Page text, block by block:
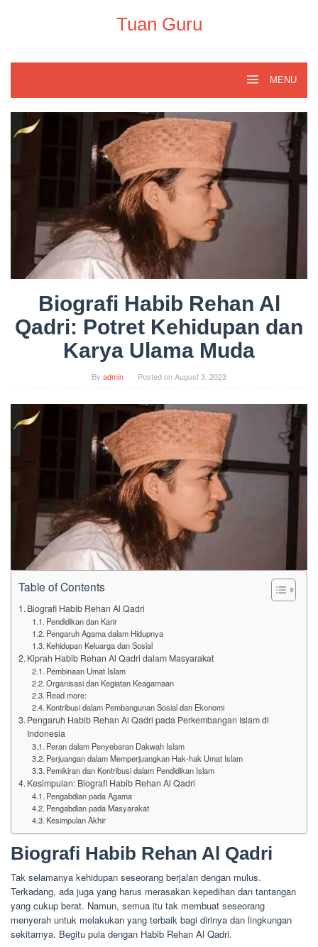
Tuan Guru
MENU
Biografi Habib Rehan Al
Qadri: Potret Kehidupan dan
Karya Ulama Muda
By admin Posted onAugust 3, 2023
Table of Contents
Biografi Habib Rehan Al Qadri
Pendidikan dan Karir
Pengaruh Agama dalam Hidupnya
Kehidupan Keluarga dan Sosial
Kiprah Habib Rehan Al Qadri dalam Masyarakat
Pembinaan Umat Islam
Organisasi dan Kegiatan Keagamaan
Read more:
Kontribusi dalam Pembangunan Sosial dan Ekonomi
Pengaruh Habib Rehan Al Qadri pada Perkembangan Islam di
Indonesia
Peran dalam Penyebaran Dakwah Islam
Perjuangan dalam Memperjuangkan Hak-hak Umat Islam
Pemikiran dan Kontribusi dalam Pendidikan Islam
Kesimpulan: Biografi Habib Rehan Al Qadri
Pengabdian pada Agama
Pengabdian pada Masyarakat
Kesimpulan Akhir
Biografi Habib Rehan Al Qadri
Tak selamanya kehidupan seseorang berjalan dengan mulus.
Terkadang, ada juga yang harus merasakan kepedihan dan tantangan
yang cukup berat. Namun, semua itu tak membuat seseorang
menyerah untuk melakukan yang terbaik bagi dirinya dan lingkungan
sekitarnya. Begitu pula dengan Habib Rehan Al Qadri.